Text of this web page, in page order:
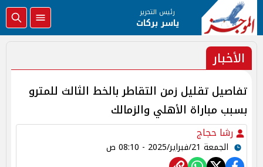
رئيس التحرير
ياسر بركات
الأخبار
تفاصيل تقليل زمن التقاطر بالخط الثالث للمترو
بسبب مباراة الأهلي والزمالك
رشا حجاج
الجمعة 21/فبراير/2025 - 08:10 ص